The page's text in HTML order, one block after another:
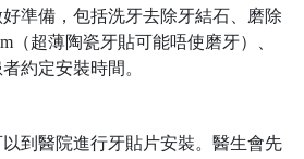
準備，包括洗牙去除牙結石、磨除
（超薄陶瓷牙貼可能唔使磨牙）、
約定安裝時間。
到醫院進行牙貼片安裝。醫生會先